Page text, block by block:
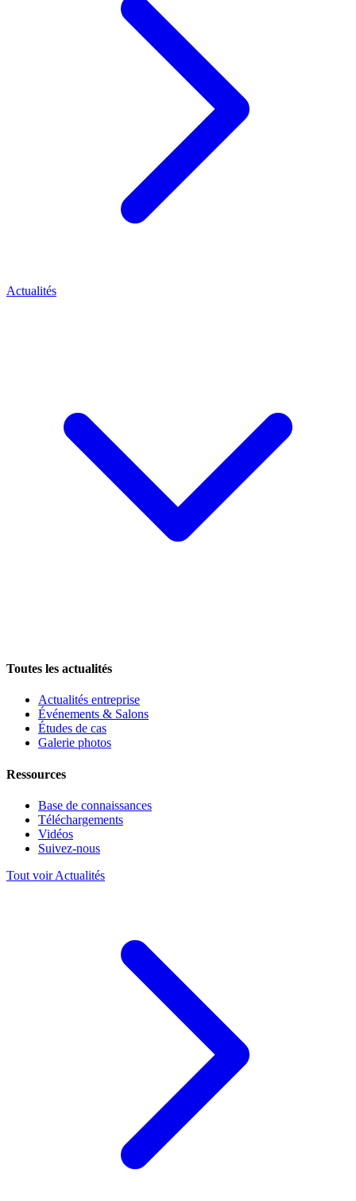
Actualités
Toutes les actualités
Actualités entreprise
Événements & Salons
Études de cas
Galerie photos
Ressources
Base de connaissances
Téléchargements
Vidéos
Suivez-nous
Tout voir Actualités